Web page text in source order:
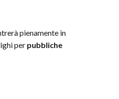
pienamente in
per pubbliche